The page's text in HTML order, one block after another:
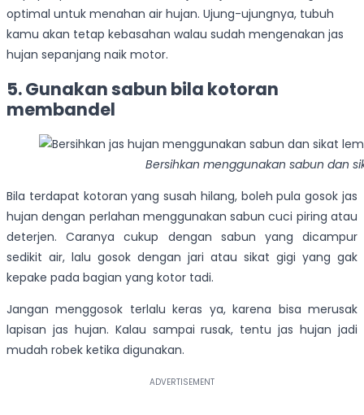
optimal untuk menahan air hujan. Ujung-ujungnya, tubuh
kamu akan tetap kebasahan walau sudah mengenakan jas
hujan sepanjang naik motor.
5. Gunakan sabun bila kotoran
membandel
Bersihkan menggunakan sabun dan
Bila terdapat kotoran yang susah hilang, boleh pula gosok jas
hujan dengan perlahan menggunakan sabun cuci piring atau
deterjen. Caranya cukup dengan sabun yang dicampur
sedikit air, lalu gosok dengan jari atau sikat gigi yang gak
kepake pada bagian yang kotor tadi.
Jangan menggosok terlalu keras ya, karena bisa merusak
lapisan jas hujan. Kalau sampai rusak, tentu jas hujan jadi
mudah robek ketika digunakan.